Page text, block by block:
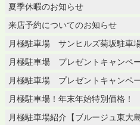
夏季休暇のお知らせ
来店予約についてのお知らせ
月極駐車場 サンヒルズ菊坂駐車
月極駐車場 プレゼントキャンペ
月極駐車場 プレゼントキャンペ
月極駐車場！年末年始特別価格！
月極駐車場紹介【ブルージュ東大